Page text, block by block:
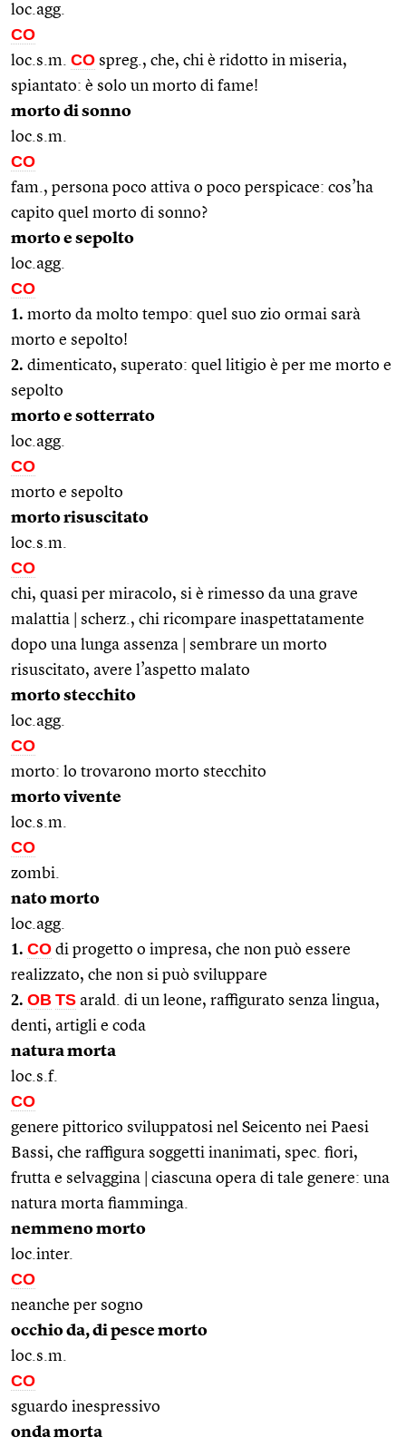
loc.agg.
CO
loc.s.m. CO spreg., che, chi è ridotto in miseria,
spiantato: è solo un morto di fame!
morto di sonno
loc.s.m.
CO
fam., persona poco attiva o poco perspicace: cos’ha
capito quel morto di sonno?
morto e sepolto
loc.agg.
CO
1. morto da molto tempo: quel suo zio ormai sarà
morto e sepolto!
2. dimenticato, superato: quel litigio è per me morto e
sepolto
morto e sotterrato
loc.agg.
CO
morto e sepolto
morto risuscitato
loc.s.m.
CO
chi, quasi per miracolo, si è rimesso da una grave
malattia | scherz., chi ricompare inaspettatamente
dopo una lunga assenza | sembrare un morto
risuscitato, avere l’aspetto malato
morto stecchito
loc.agg.
CO
morto: lo trovarono morto stecchito
morto vivente
loc.s.m.
CO
zombi.
nato morto
loc.agg.
1. CO di progetto o impresa, che non può essere
realizzato, che non si può sviluppare
2. OB TS arald. di un leone, raffigurato senza lingua,
denti, artigli e coda
natura morta
loc.s.f.
CO
genere pittorico sviluppatosi nel Seicento nei Paesi
Bassi, che raffigura soggetti inanimati, spec. fiori,
frutta e selvaggina | ciascuna opera di tale genere: una
natura morta fiamminga.
nemmeno morto
loc.inter.
CO
neanche per sogno
occhio da, di pesce morto
loc.s.m.
CO
sguardo inespressivo
onda morta